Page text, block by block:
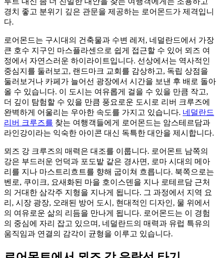
경치 좋고 분위기 깊은 관문을 제공하는 로어몬드가 제격입니
다.
로어몬드는 구시대의 건축물과 수변 레저, 네덜란드에서 가장
큰 호수 지구인 마스플라센으로 쉽게 접근할 수 있어 뫼즈 여
정에서 자연스러운 하이라이트입니다. 선상에서는 역사적인
중심지를 둘러보고, 랜드마크 교회를 감상하고, 독립 상점을
둘러보거나 카페가 늘어선 광장에서 시간을 보낸 후 배로 돌아
올 수 있습니다. 이 도시는 여유롭게 걸을 수 있을 만큼 작고,
더 깊이 탐험할 수 있을 만큼 풍요로운 도시로 리버 크루즈에
완벽하게 어울리는 우아한 속도를 가지고 있습니다. 네덜란드
리버 크루즈를 찾는 여행객들에게 로어몬드는 암스테르담과
라인강이라는 익숙한 아이콘 대신 독특한 대안을 제시합니다.
뫼즈 강 크루즈의 매력은 대조를 이룹니다. 로어몬트 남쪽의
강은 부드러운 언덕과 포도밭 같은 경사면, 로마 시대의 메아
리를 지나 마스트리흐트를 향해 굽이쳐 흐릅니다. 북쪽으로는
벤로, 쿠이크, 요새화된 마을 호이스덴을 지나 로테르담 근처
의 거대한 삼각주 지형을 지나게 됩니다. 그 과정에서 지역 요
리, 시장 광장, 오래된 방어 도시, 현대적인 디자인, 물 위에서
의 여유로운 삶의 리듬을 만나게 됩니다. 로어몬드는 이 경험
의 중심에 자리 잡고 있으며, 네덜란드의 매력과 유럽 특유의
움직임과 연결의 감각이 균형을 이루고 있습니다.